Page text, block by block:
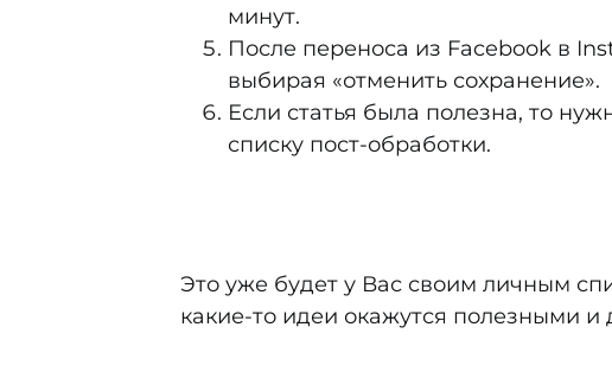
минут.
После переноса из Facebook в
выбирая «отменить сохранение».
Если статья была полезна, то
списку пост-обработки.
Это уже будет у Вас своим личным
какие-то идеи окажутся полезными и